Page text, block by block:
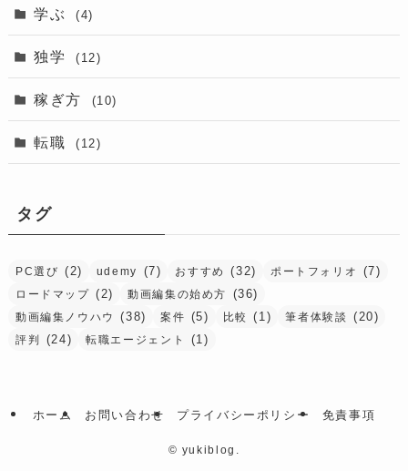
学ぶ (4)
独学 (12)
稼ぎ方 (10)
転職 (12)
タグ
PC選び (2) udemy (7) おすすめ (32) ポートフォリオ (7)
ロードマップ (2) 動画編集の始め方 (36)
動画編集ノウハウ (38) 案件 (5) 比較 (1) 筆者体験談 (20)
評判 (24) 転職エージェント (1)
ホーム お問い合わせ プライバシーポリシー 免責事項
© yukiblog.